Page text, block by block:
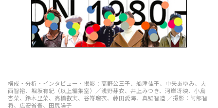
構成・分析・インタビュー・撮影：高野公三子、船津佳子、中矢あゆみ、大
西智裕、堀坂有紀（以上編集室）／浅野芽衣、井上みつき、河岸冴映、小島
杏菜、鈴木里菜、高橋叡実、谷嵜瑠衣、藤田愛海、真壁智造 ／撮影：阿部智
将、広安省吾、田尻陽子